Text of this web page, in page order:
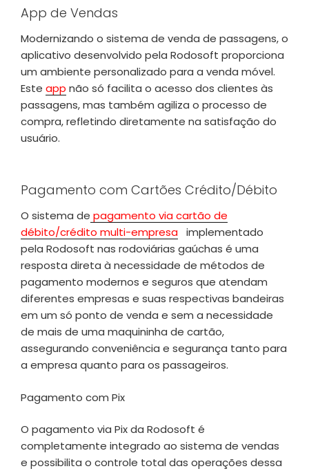
App de Vendas
Modernizando o sistema de venda de passagens, o
aplicativo desenvolvido pela Rodosoft proporciona
um ambiente personalizado para a venda móvel.
Este app não só facilita o acesso dos clientes às
passagens, mas também agiliza o processo de
compra, refletindo diretamente na satisfação do
usuário.
Pagamento com Cartões Crédito/Débito
O sistema de pagamento via cartão de
débito/crédito multi-empresa implementado
pela Rodosoft nas rodoviárias gaúchas é uma
resposta direta à necessidade de métodos de
pagamento modernos e seguros que atendam
diferentes empresas e suas respectivas bandeiras
em um só ponto de venda e sem a necessidade
de mais de uma maquininha de cartão,
assegurando conveniência e segurança tanto para
a empresa quanto para os passageiros.
Pagamento com Pix
O pagamento via Pix da Rodosoft é
completamente integrado ao sistema de vendas
e possibilita o controle total das operações dessa